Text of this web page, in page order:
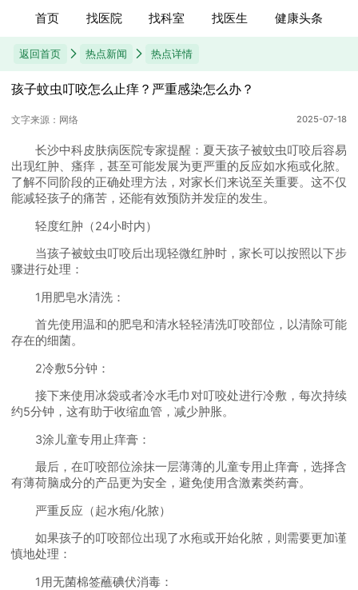
首页 找医院 找科室 找医生 健康头条
返回首页 热点新闻 热点详情
孩子蚊虫叮咬怎么止痒？严重感染怎么办？
文字来源：网络 2025-07-18
长沙中科皮肤病医院专家提醒：夏天孩子被蚊虫叮咬后容易
出现红肿、瘙痒，甚至可能发展为更严重的反应如水疱或化脓。
了解不同阶段的正确处理方法，对家长们来说至关重要。这不仅
能减轻孩子的痛苦，还能有效预防并发症的发生。
轻度红肿（24小时内）
当孩子被蚊虫叮咬后出现轻微红肿时，家长可以按照以下步
骤进行处理：
1用肥皂水清洗：
首先使用温和的肥皂和清水轻轻清洗叮咬部位，以清除可能
存在的细菌。
2冷敷5分钟：
接下来使用冰袋或者冷水毛巾对叮咬处进行冷敷，每次持续
约5分钟，这有助于收缩血管，减少肿胀。
3涂儿童专用止痒膏：
最后，在叮咬部位涂抹一层薄薄的儿童专用止痒膏，选择含
有薄荷脑成分的产品更为安全，避免使用含激素类药膏。
严重反应（起水疱/化脓）
如果孩子的叮咬部位出现了水疱或开始化脓，则需要更加谨
慎地处理：
1用无菌棉签蘸碘伏消毒：